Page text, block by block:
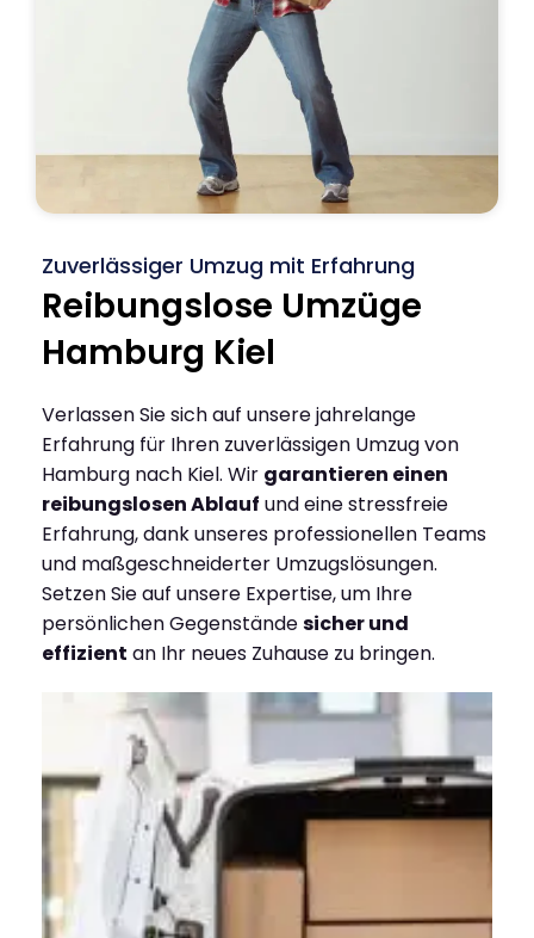
Zuverlässiger Umzug mit Erfahrung
Reibungslose Umzüge
Hamburg Kiel
Verlassen Sie sich auf unsere jahrelange
Erfahrung für Ihren zuverlässigen Umzug von
Hamburg nach Kiel. Wir garantieren einen
reibungslosen Ablauf und eine stressfreie
Erfahrung, dank unseres professionellen Teams
und maßgeschneiderter Umzugslösungen.
Setzen Sie auf unsere Expertise, um Ihre
persönlichen Gegenständesicher und
effizient an Ihr neues Zuhause zu bringen.